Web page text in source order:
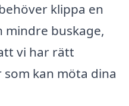
klippa en
mindre buskage,
vi har rätt
kan möta dina